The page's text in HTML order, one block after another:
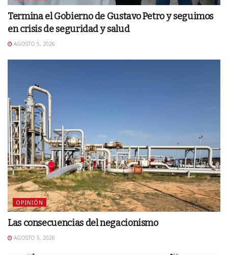
Termina el Gobierno de Gustavo Petro y seguimos
en crisis de seguridad y salud
AGOSTO 5, 2026
OPINIÓN
Las consecuencias del negacionismo
AGOSTO 5, 2026